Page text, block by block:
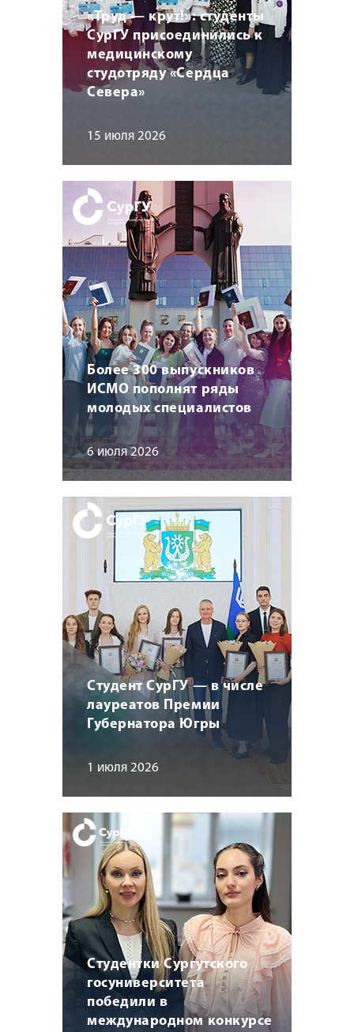
«Труд — крут!»: студенты
СурГУ присоединились к
медицинскому
студотряду «Сердца
Севера»
15 июля 2026
Более 300 выпускников
ИСМО пополнят ряды
молодых специалистов
6 июля 2026
Студент СурГУ — в числе
лауреатов Премии
Губернатора Югры
1 июля 2026
Студентки Сургутского
госуниверситета
победили в
международном конкурсе